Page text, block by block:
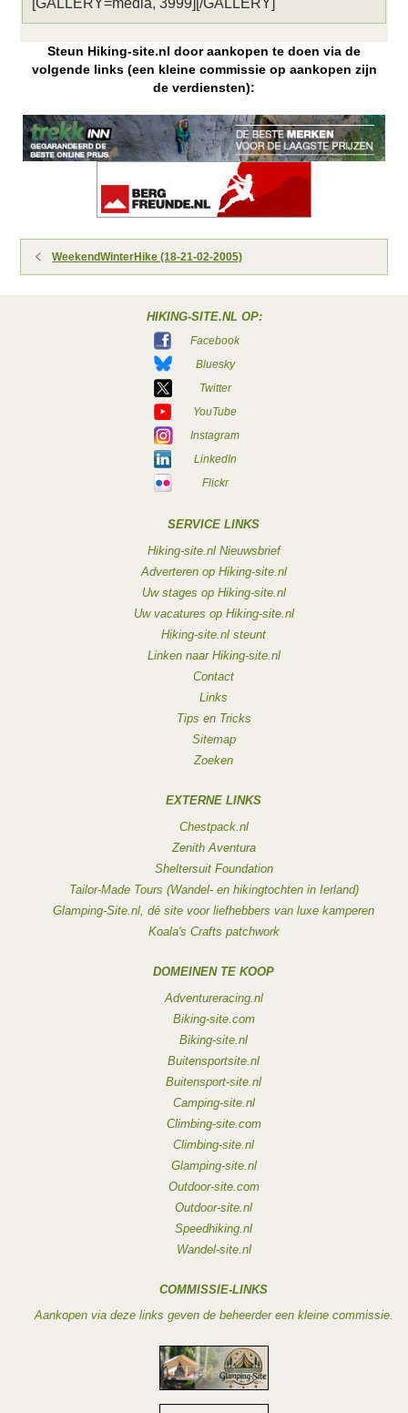
Steun Hiking-site.nl door aankopen te doen via de
volgende links (een kleine commissie op aankopen zijn
de verdiensten):
WeekendWinterHike (18-21-02-2005)
HIKING-SITE.NL OP:
Facebook
Bluesky
Twitter
YouTube
Instagram
LinkedIn
Flickr
SERVICE LINKS
Hiking-site.nl Nieuwsbrief
Adverteren op Hiking-site.nl
Uw stages op Hiking-site.nl
Uw vacatures op Hiking-site.nl
Hiking-site.nl steunt
Linken naar Hiking-site.nl
Contact
Links
Tips en Tricks
Sitemap
Zoeken
EXTERNE LINKS
Chestpack.nl
Zenith Aventura
Sheltersuit Foundation
Tailor-Made Tours (Wandel- en hikingtochten in Ierland)
Glamping-Site.nl, dé site voor liefhebbers van luxe kamperen
Koala's Crafts patchwork
DOMEINEN TE KOOP
Adventureracing.nl
Biking-site.com
Biking-site.nl
Buitensportsite.nl
Buitensport-site.nl
Camping-site.nl
Climbing-site.com
Climbing-site.nl
Glamping-site.nl
Outdoor-site.com
Outdoor-site.nl
Speedhiking.nl
Wandel-site.nl
COMMISSIE-LINKS
Aankopen via deze links geven de beheerder een kleine commissie.